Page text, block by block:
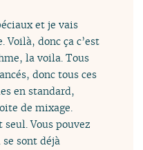
et je vais
donc ça c’est
la voila. Tous
donc tous ces
en standard,
de mixage.
Vous pouvez
sont déjà